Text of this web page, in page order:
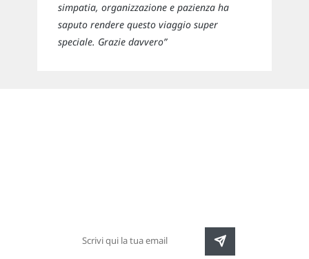
simpatia, organizzazione e pazienza ha
saputo rendere questo viaggio super
speciale. Grazie davvero”